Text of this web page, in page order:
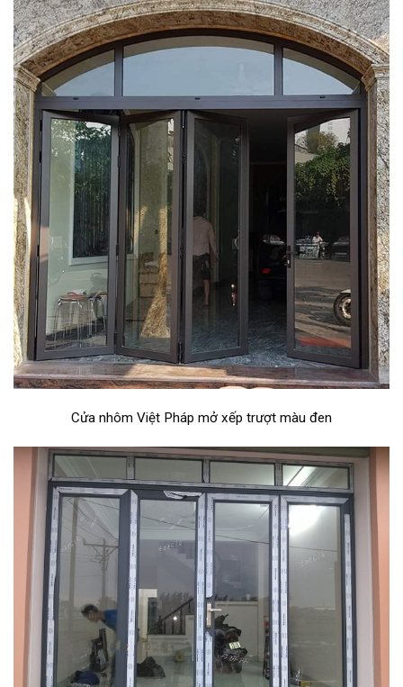
Cửa nhôm Việt Pháp mở xếp trượt màu đen